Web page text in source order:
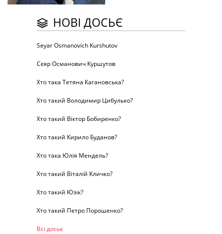
НОВІ ДОСЬЄ
Seyar Osmanovich Kurshutov
Сєяр Османович Куршутов
Хто така Тетяна Кагановська?
Хто такий Володимир Цибулько?
Хто такий Віктор Бобиренко?
Хто такий Кирило Буданов?
Хто така Юлія Мендель?
Хто такий Віталій Кличко?
Хто такий Юзік?
Хто такий Петро Порошенко?
Всі досьє